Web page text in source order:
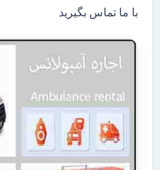
با ما تماس بگیرید